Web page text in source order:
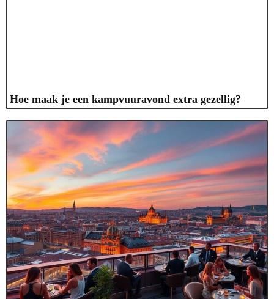
Hoe maak je een kampvuuravond extra gezellig?